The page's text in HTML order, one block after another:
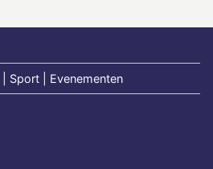
Sport | Evenementen